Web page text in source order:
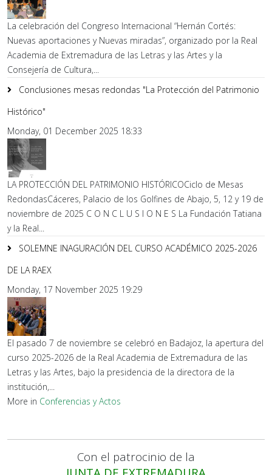
La celebración del Congreso Internacional “Hernán Cortés:
Nuevas aportaciones y Nuevas miradas”, organizado por la Real
Academia de Extremadura de las Letras y las Artes y la
Consejería de Cultura,...
Conclusiones mesas redondas "La Protección del Patrimonio
Histórico"
Monday, 01 December 2025 18:33
LA PROTECCIÓN DEL PATRIMONIO HISTÓRICOCiclo de Mesas
RedondasCáceres, Palacio de los Golfines de Abajo, 5, 12 y 19 de
noviembre de 2025 C O N C L U S I O N E S La Fundación Tatiana
y la Real...
SOLEMNE INAGURACIÓN DEL CURSO ACADÉMICO 2025-2026
DE LA RAEX
Monday, 17 November 2025 19:29
El pasado 7 de noviembre se celebró en Badajoz, la apertura del
curso 2025-2026 de la Real Academia de Extremadura de las
Letras y las Artes, bajo la presidencia de la directora de la
institución,...
More in Conferencias y Actos
Con el patrocinio de la